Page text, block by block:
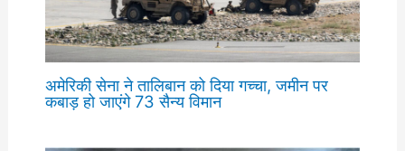
अमेरिकी सेना ने तालिबान को दिया गच्चा, जमीन पर
कबाड़ हो जाएंगे 73 सैन्य विमान